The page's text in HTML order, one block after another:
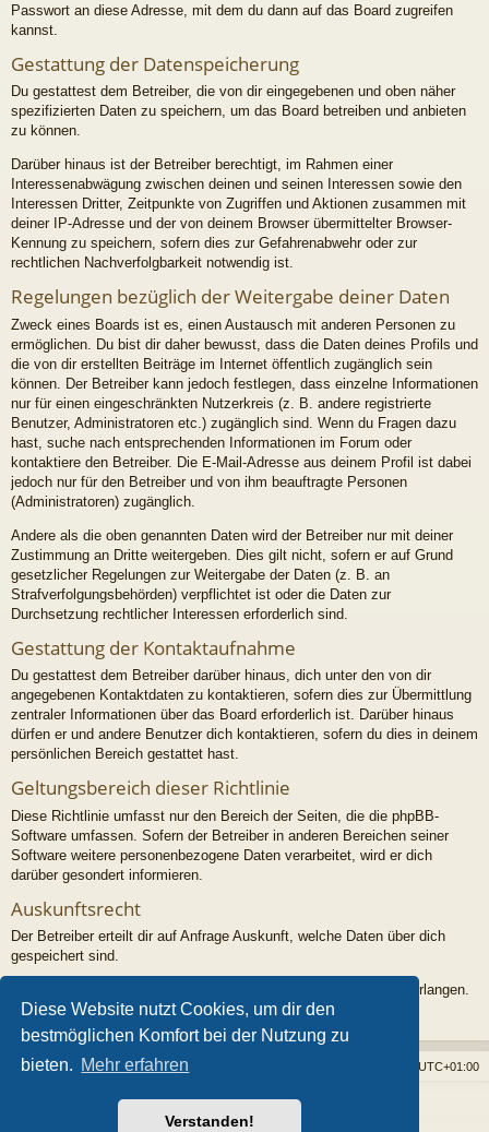
Diese Website nutzt Cookies, um dir den
bestmöglichen Komfort bei der Nutzung zu
bieten. Mehr erfahren
Verstanden!
Passwort an diese Adresse, mit dem du dann auf das Board zugreifen
kannst.
Gestattung der Datenspeicherung
Du gestattest dem Betreiber, die von dir eingegebenen und oben näher
spezifizierten Daten zu speichern, um das Board betreiben und anbieten
zu können.
Darüber hinaus ist der Betreiber berechtigt, im Rahmen einer
Interessenabwägung zwischen deinen und seinen Interessen sowie den
Interessen Dritter, Zeitpunkte von Zugriffen und Aktionen zusammen mit
deiner IP-Adresse und der von deinem Browser übermittelter Browser-
Kennung zu speichern, sofern dies zur Gefahrenabwehr oder zur
rechtlichen Nachverfolgbarkeit notwendig ist.
Regelungen bezüglich der Weitergabe deiner Daten
Zweck eines Boards ist es, einen Austausch mit anderen Personen zu
ermöglichen. Du bist dir daher bewusst, dass die Daten deines Profils und
die von dir erstellten Beiträge im Internet öffentlich zugänglich sein
können. Der Betreiber kann jedoch festlegen, dass einzelne Informationen
nur für einen eingeschränkten Nutzerkreis (z. B. andere registrierte
Benutzer, Administratoren etc.) zugänglich sind. Wenn du Fragen dazu
hast, suche nach entsprechenden Informationen im Forum oder
kontaktiere den Betreiber. Die E-Mail-Adresse aus deinem Profil ist dabei
jedoch nur für den Betreiber und von ihm beauftragte Personen
(Administratoren) zugänglich.
Andere als die oben genannten Daten wird der Betreiber nur mit deiner
Zustimmung an Dritte weitergeben. Dies gilt nicht, sofern er auf Grund
gesetzlicher Regelungen zur Weitergabe der Daten (z. B. an
Strafverfolgungsbehörden) verpflichtet ist oder die Daten zur
Durchsetzung rechtlicher Interessen erforderlich sind.
Gestattung der Kontaktaufnahme
Du gestattest dem Betreiber darüber hinaus, dich unter den von dir
angegebenen Kontaktdaten zu kontaktieren, sofern dies zur Übermittlung
zentraler Informationen über das Board erforderlich ist. Darüber hinaus
dürfen er und andere Benutzer dich kontaktieren, sofern du dies in deinem
persönlichen Bereich gestattet hast.
Geltungsbereich dieser Richtlinie
Diese Richtlinie umfasst nur den Bereich der Seiten, die die phpBB-
Software umfassen. Sofern der Betreiber in anderen Bereichen seiner
Software weitere personenbezogene Daten verarbeitet, wird er dich
darüber gesondert informieren.
Auskunftsrecht
Der Betreiber erteilt dir auf Anfrage Auskunft, welche Daten über dich
gespeichert sind.
Du kannst jederzeit die Löschung bzw. Sperrung deiner Daten verlangen.
Kontaktiere hierzu bitte den Betreiber.
Foren-Übersicht UTC+01:00
Powered byphpBB® Forum Software © phpBB Limited
Style vonArty- phpBB 3.3 von MrGaby